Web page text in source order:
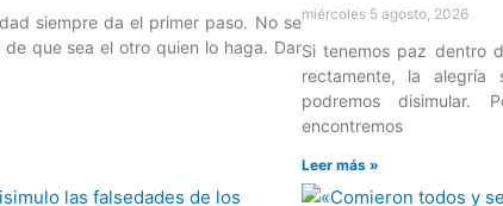
siempre da el primer paso. No se
que sea el otro quien lo haga. Dar
miércoles 5 agosto, 2026
Si tenemos paz dentro
rectamente, la
podremos disimular.
encontremos
Leer más »